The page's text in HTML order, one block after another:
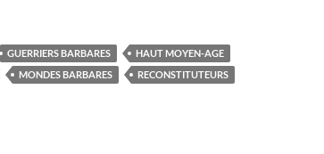
GUERRIERS BARBARES
HAUT MOYEN-AGE
MONDES BARBARES RECONSTITUTEURS